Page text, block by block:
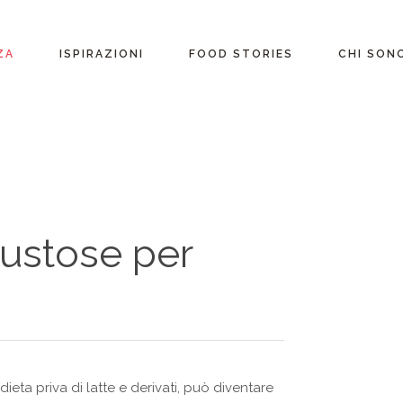
ISPIRAZIONI
Consigli
FOOD STORIES CHI
per
priva di latte e derivati, può diventare